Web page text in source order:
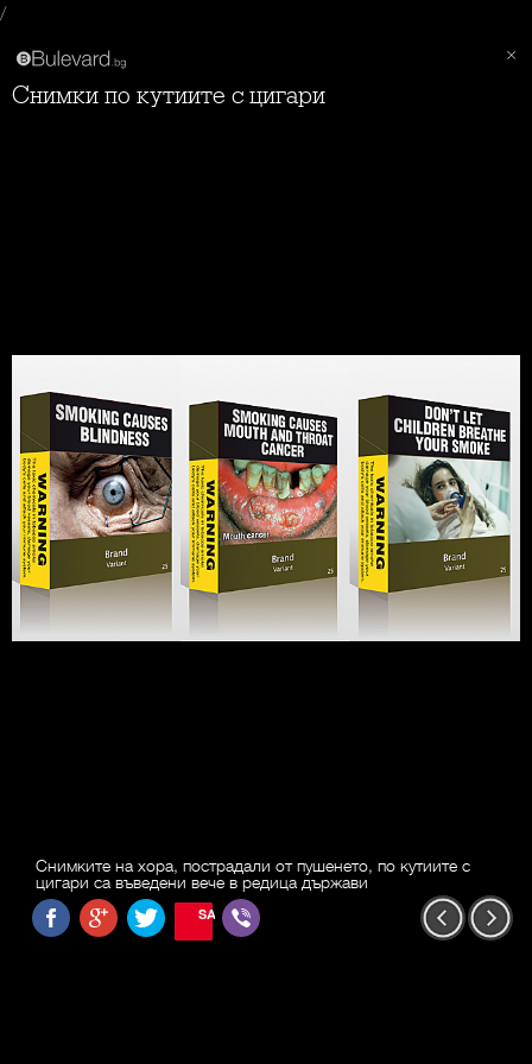
/
Снимки по кутиите с цигари
Снимките на хора, пострадали от пушенето, по кутиите с
цигари са въведени вече в редица държави
SAVE